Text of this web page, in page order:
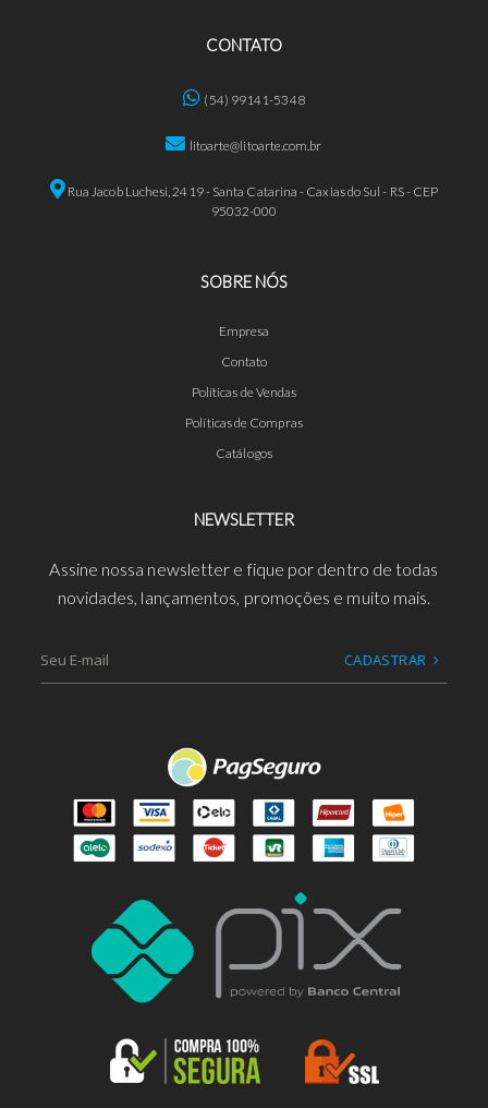
CONTATO
(54) 99141-5348
litoarte@litoarte.com.br
Rua Jacob Luchesi, 2419 - Santa Catarina - Caxias do Sul - RS - CEP
95032-000
SOBRE NÓS
Empresa
Contato
Políticas de Vendas
Políticas de Compras
Catálogos
NEWSLETTER
Assine nossa newsletter e fique por dentro de todas
novidades, lançamentos, promoções e muito mais.
CADASTRAR